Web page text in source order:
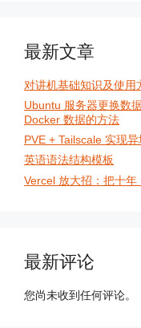
最新文章
对讲机基础知识及使用
Ubuntu 服务器更换数
Docker 数据的方法
PVE + Tailscale 实现
英语语法结构模板
Vercel 放大招：把十
最新评论
您尚未收到任何评论。